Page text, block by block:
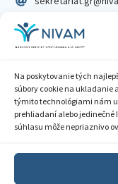
Na poskytovanie tých
súbory cookie na ukladanie
týmito technológiami nám
prehliadaní alebo jedinečné
súhlasu môže nepriaznivo
IČO: 00164348
DIČ: 2020798714